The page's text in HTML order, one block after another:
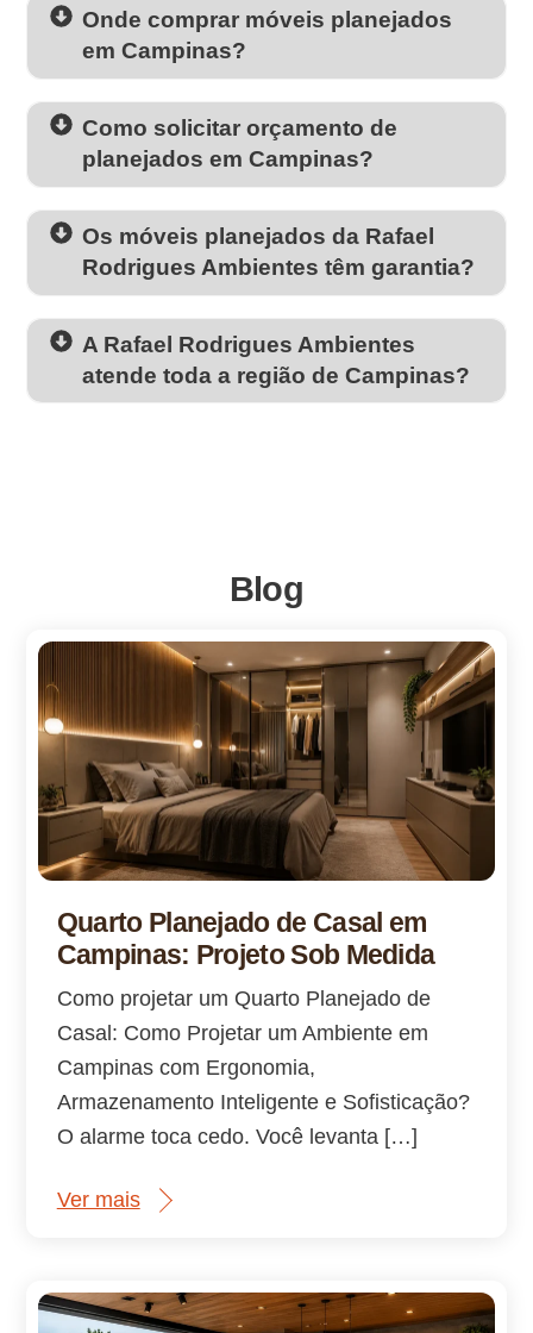
Onde comprar móveis planejados
em Campinas?
Como solicitar orçamento de
planejados em Campinas?
Os móveis planejados da Rafael
Rodrigues Ambientes têm garantia?
A Rafael Rodrigues Ambientes
atende toda a região de Campinas?
Blog
Quarto Planejado de Casal em
Campinas: Projeto Sob Medida
Como projetar um Quarto Planejado de
Casal: Como Projetar um Ambiente em
Campinas com Ergonomia,
Armazenamento Inteligente e Sofisticação?
O alarme toca cedo. Você levanta […]
Ver mais